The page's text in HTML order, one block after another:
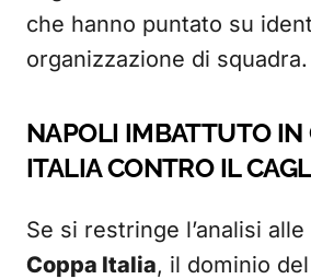
che hanno puntato su
organizzazione di squadra.
NAPOLI IMBATTUTO IN
ITALIA CONTRO IL
Se si restringe l’analisi
Coppa Italia, il dominio del